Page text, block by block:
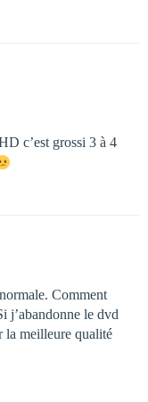
c’est grossi 3 à 4
Comment
j’abandonne le dvd
la meilleure qualité